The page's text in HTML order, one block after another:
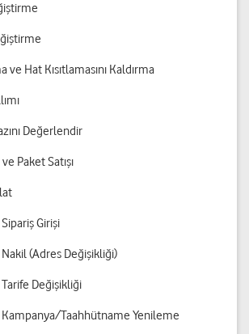
ve Hat Kısıtlamasını Kaldırma
Değerlendir
Paket Satışı
Girişi
(Adres Değişikliği)
Değişikliği
Taahhütname Yenileme